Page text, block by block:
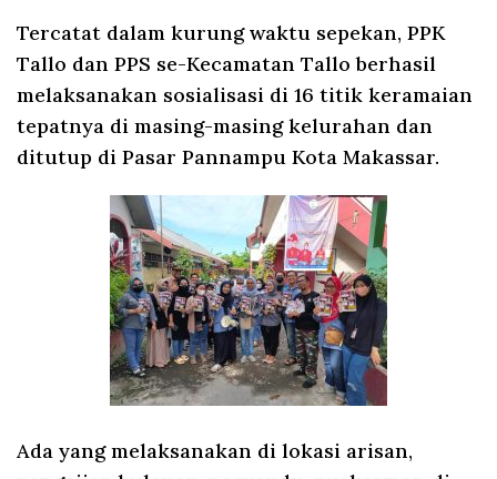
Tercatat dalam kurung waktu sepekan, PPK
Tallo dan PPS se-Kecamatan Tallo berhasil
melaksanakan sosialisasi di 16 titik keramaian
tepatnya di masing-masing kelurahan dan
ditutup di Pasar Pannampu Kota Makassar.
Ada yang melaksanakan di lokasi arisan,